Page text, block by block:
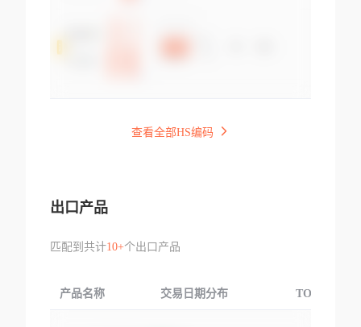
查看全部HS编码
出口产品
匹配到共计10+个出口产品
产品名称 交易日期分布 TOP3交易国